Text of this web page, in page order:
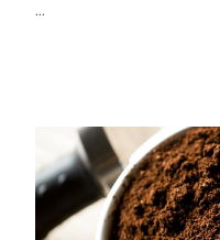
...